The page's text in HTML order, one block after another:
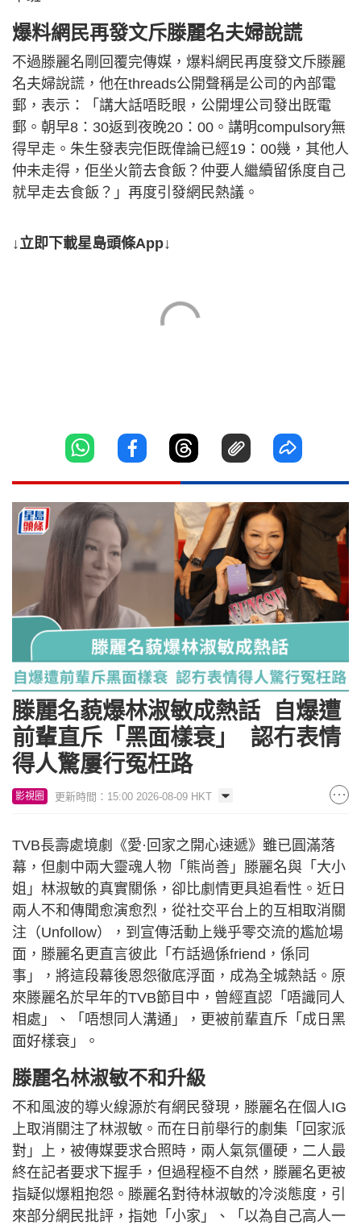
爆料網民再發文斥滕麗名夫婦說謊
不過滕麗名剛回覆完傳媒，爆料網民再度發文斥滕麗
名夫婦說謊，他在threads公開聲稱是公司的內部電
郵，表示：「講大話唔眨眼，公開埋公司發出既電
郵。朝早8：30返到夜晚20：00。講明compulsory無
得早走。朱生發表完佢既偉論已經19：00幾，其他人
仲未走得，佢坐火箭去食飯？仲要人繼續留係度自己
就早走去食飯？」再度引發網民熱議。
↓立即下載星島頭條App↓
滕麗名藐爆林淑敏成熱話 自爆遭
前輩直斥「黑面樣衰」 認冇表情
得人驚屢行冤枉路
影視圈 更新時間：15:00 2026-08-09 HKT
TVB長壽處境劇《愛·回家之開心速遞》雖已圓滿落
幕，但劇中兩大靈魂人物「熊尚善」滕麗名與「大小
姐」林淑敏的真實關係，卻比劇情更具追看性。近日
兩人不和傳聞愈演愈烈，從社交平台上的互相取消關
注（Unfollow），到宣傳活動上幾乎零交流的尷尬場
面，滕麗名更直言彼此「冇話過係friend，係同
事」，將這段幕後恩怨徹底浮面，成為全城熱話。原
來滕麗名於早年的TVB節目中，曾經直認「唔識同人
相處」、「唔想同人溝通」，更被前輩直斥「成日黑
面好樣衰」。
滕麗名林淑敏不和升級
不和風波的導火線源於有網民發現，滕麗名在個人IG
上取消關注了林淑敏。而在日前舉行的劇集「回家派
對」上，被傳媒要求合照時，兩人氣氛僵硬，二人最
終在記者要求下握手，但過程極不自然，滕麗名更被
指疑似爆粗抱怨。滕麗名對待林淑敏的冷淡態度，引
來部分網民批評，指她「小家」、「以為自己高人一